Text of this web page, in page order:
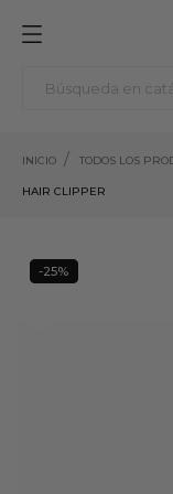
INICIO TODOS LOS
HAIR CLIPPER
25%
-25%